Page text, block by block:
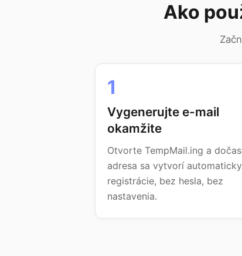
Ako
1
Vygenerujte e-mail
okamžite
Otvorte TempMail.ing a
adresa sa vytvorí
registrácie, bez hesla, bez
nastavenia.